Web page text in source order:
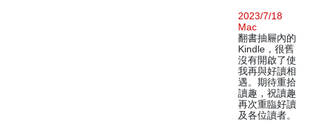
2023/7/18
Mac
翻書抽屜內的
Kindle，很舊
沒有開啟了使
我再與好讀相
遇。期待重拾
讀趣，祝讀趣
再次重臨好讀
及各位讀者。